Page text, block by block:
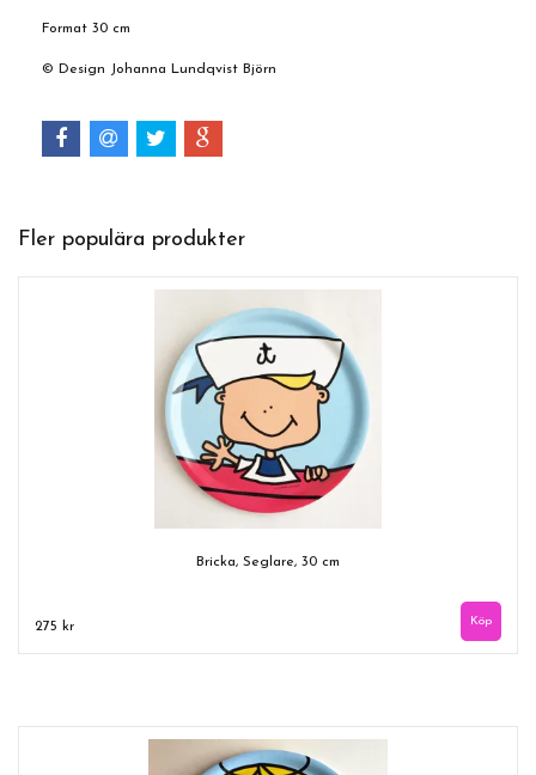
Format 30 cm
© Design Johanna Lundqvist Björn
Fler populära produkter
Bricka, Seglare, 30 cm
275 kr